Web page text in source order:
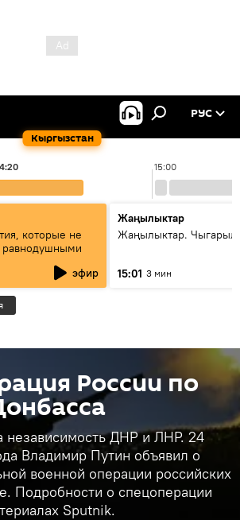
Кыргызстан
РУС
15:00
которые не
равнодушными
эфир
Жаңылыктар
Жаңылыктар.
15:01 3 мин
России по
независимость ДНР и ЛНР. 24
Владимир Путин объявил о
военной операции российских
Подробности о спецоперации
Sputnik.